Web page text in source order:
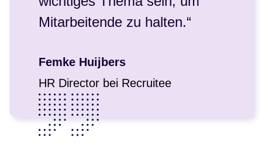
Mitarbeitende zu halten.“
Femke Huijbers
HR Director bei Recruitee